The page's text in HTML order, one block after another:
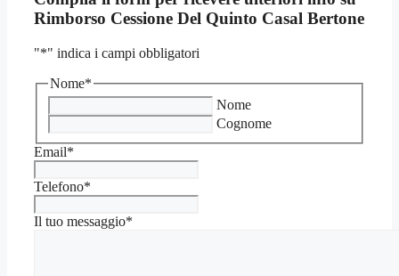
Rimborso Cessione Del Quinto Casal Bertone
"*" indica i campi obbligatori
Nome*
Nome
Cognome
Email*
Telefono*
Il tuo messaggio*